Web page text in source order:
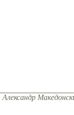
Александр